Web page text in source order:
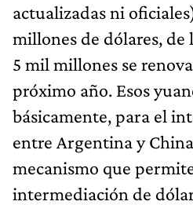
actualizadas ni
millones de dólares, de
5 mil millones se
próximo año. Esos
básicamente, para el
entre Argentina y
mecanismo que
intermediación de